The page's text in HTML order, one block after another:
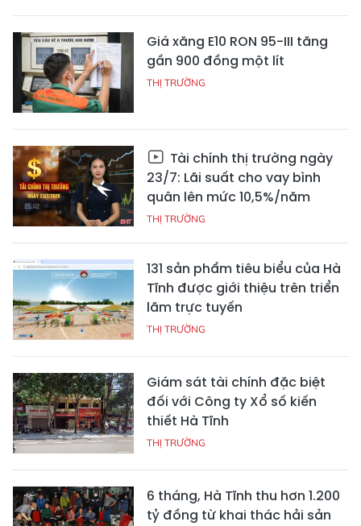
Giá xăng E10 RON 95-III tăng
gần 900 đồng một lít
THỊ TRƯỜNG
Tài chính thị trường ngày
23/7: Lãi suất cho vay bình
quân lên mức 10,5%/năm
THỊ TRƯỜNG
131 sản phẩm tiêu biểu của Hà
Tĩnh được giới thiệu trên triển
lãm trực tuyến
THỊ TRƯỜNG
Giám sát tài chính đặc biệt
đối với Công ty Xổ số kiến
thiết Hà Tĩnh
THỊ TRƯỜNG
6 tháng, Hà Tĩnh thu hơn 1.200
tỷ đồng từ khai thác hải sản